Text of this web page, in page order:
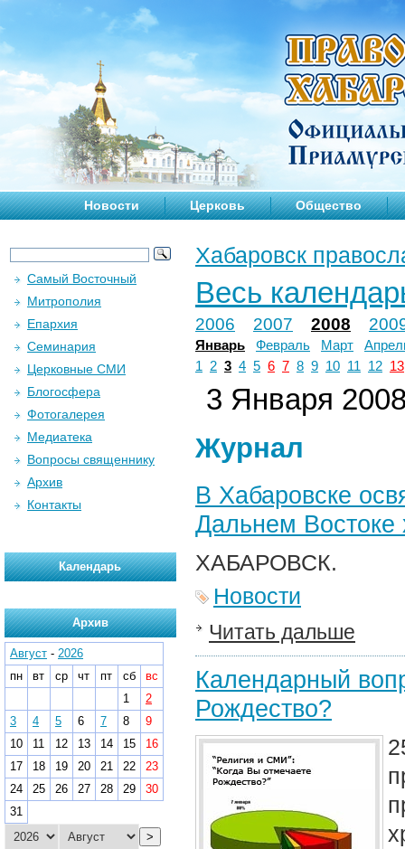
Новости Церковь Общество
Хабаровск
Весь
2006 2007 2008
Январь Февраль Март
1
2 3 4 5 6 7 8 9 10 11 12 13
3 Января 2008
Журнал
В Хабаровске
Дальнем Востоке
ХАБАРОВСК.
Новости
Читать дальше
Календарный
Рождество?
Самый Восточный
Митрополия
Епархия
Семинария
Церковные СМИ
Блогосфера
Фотогалерея
Медиатека
Вопросы священнику
Архив
Контакты
Календарь
Архив
Август - 2026
пн
вт ср чт пт сб
вс
1
2
3
4 5 6 7 8
9
10
11 12 13 14 15
16
17
18 19 20 21 22
23
24
25 26 27 28 29
30
31
>